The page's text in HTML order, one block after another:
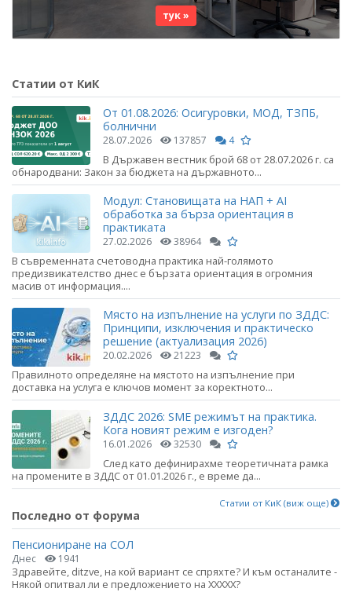
тук »
Статии от КиК
От 01.08.2026: Осигуровки, МОД, ТЗПБ,
болнични
28.07.2026 137857 4
В Държавен вестник брой 68 от 28.07.2026 г. са
обнародвани: Закон за бюджета на държавното...
Модул: Становищата на НАП + AI
обработка за бърза ориентация в
практиката
27.02.2026 38964
В съвременната счетоводна практика най-голямото
предизвикателство днес е бързата ориентация в огромния
масив от информация....
Място на изпълнение на услуги по ЗДДС:
Принципи, изключения и практическо
решение (актуализация 2026)
20.02.2026 21223
Правилното определяне на мястото на изпълнение при
доставка на услуга е ключов момент за коректното...
ЗДДС 2026: SME режимът на практика.
Кога новият режим е изгоден?
16.01.2026 32530
След като дефинирахме теоретичната рамка
на промените в ЗДДС от 01.01.2026 г., е време да...
Статии от КиК (виж още)
Последно от форума
Пенсиониране на СОЛ
Днес 1941
Здравейте, ditzve, на кой вариант се спряхте? И към останалите -
Някой опитвал ли е предложението на ХХХХХ?